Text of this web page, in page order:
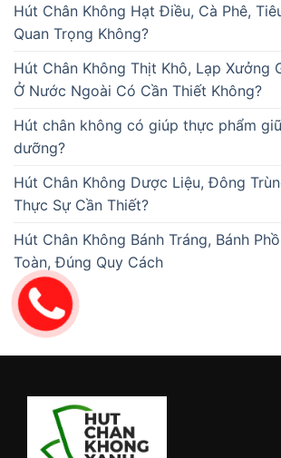
Hút Chân Không Hạt Điều, Cà Phê,
Quan Trọng Không?
Hút Chân Không Thịt Khô, Lạp Xưởng
Ở Nước Ngoài Có Cần Thiết Không?
Hút chân không có giúp thực phẩm
dưỡng?
Hút Chân Không Dược Liệu, Đông
Thực Sự Cần Thiết?
Hút Chân Không Bánh Tráng, Bánh
Toàn, Đúng Quy Cách